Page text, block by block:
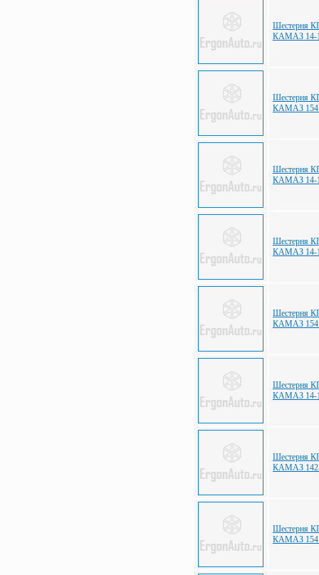
Шестерня
КАМАЗ 14-
Шестерня
КАМАЗ
Шестерня
КАМАЗ 14-
Шестерня
КАМАЗ 14-
Шестерня
КАМАЗ
Шестерня
КАМАЗ 14-
Шестерня
КАМАЗ
Шестерня
КАМАЗ